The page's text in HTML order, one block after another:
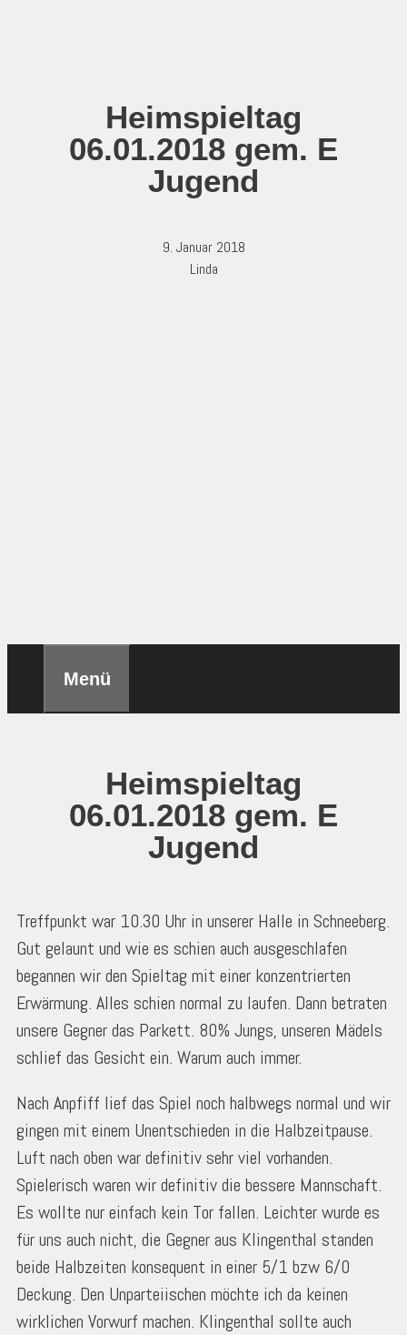
Heimspieltag
06.01.2018 gem. E
Jugend
9. Januar 2018
Linda
Menü
Heimspieltag
06.01.2018 gem. E
Jugend
Treffpunkt war 10.30 Uhr in unserer Halle in Schneeberg.
Gut gelaunt und wie es schien auch ausgeschlafen
begannen wir den Spieltag mit einer konzentrierten
Erwärmung. Alles schien normal zu laufen. Dann betraten
unsere Gegner das Parkett. 80% Jungs, unseren Mädels
schlief das Gesicht ein. Warum auch immer.
Nach Anpfiff lief das Spiel noch halbwegs normal und wir
gingen mit einem Unentschieden in die Halbzeitpause.
Luft nach oben war definitiv sehr viel vorhanden.
Spielerisch waren wir definitiv die bessere Mannschaft.
Es wollte nur einfach kein Tor fallen. Leichter wurde es
für uns auch nicht, die Gegner aus Klingenthal standen
beide Halbzeiten konsequent in einer 5/1 bzw 6/0
Deckung. Den Unparteiischen möchte ich da keinen
wirklichen Vorwurf machen. Klingenthal sollte auch